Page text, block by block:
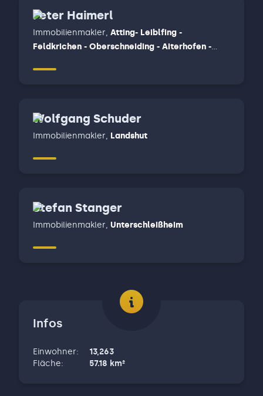
Peter Haimerl
Immobilienmakler, Atting- Leiblfing -
Feldkrichen - Oberschneiding - Aiterhofen -
Wolfgang Schuder
Immobilienmakler, Landshut
Stefan Stanger
Immobilienmakler, Unterschleißheim
Infos
Einwohner:
13,263
Fläche: 57.18 km²